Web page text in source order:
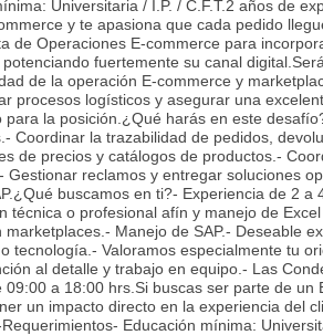
Universitaria / I.P. / C.F.T.2 años de
y te apasiona que cada pedido
de Operaciones E-commerce para
fuertemente su canal
de la operación E-commerce y
procesos logísticos y asegurar una
la posición.¿Qué harás en este
Coordinar la trazabilidad de pedidos,
de precios y catálogos de productos.-
reclamos y entregar soluciones
buscamos en ti?- Experiencia de 2 a
técnica o profesional afín y manejo de
Manejo de SAP.- Deseable
tecnología.- Valoramos especialmente tu
al detalle y trabajo en equipo.- Las
a 18:00 hrs.Si buscas ser parte de un
un impacto directo en la experiencia del
Educación mínima: